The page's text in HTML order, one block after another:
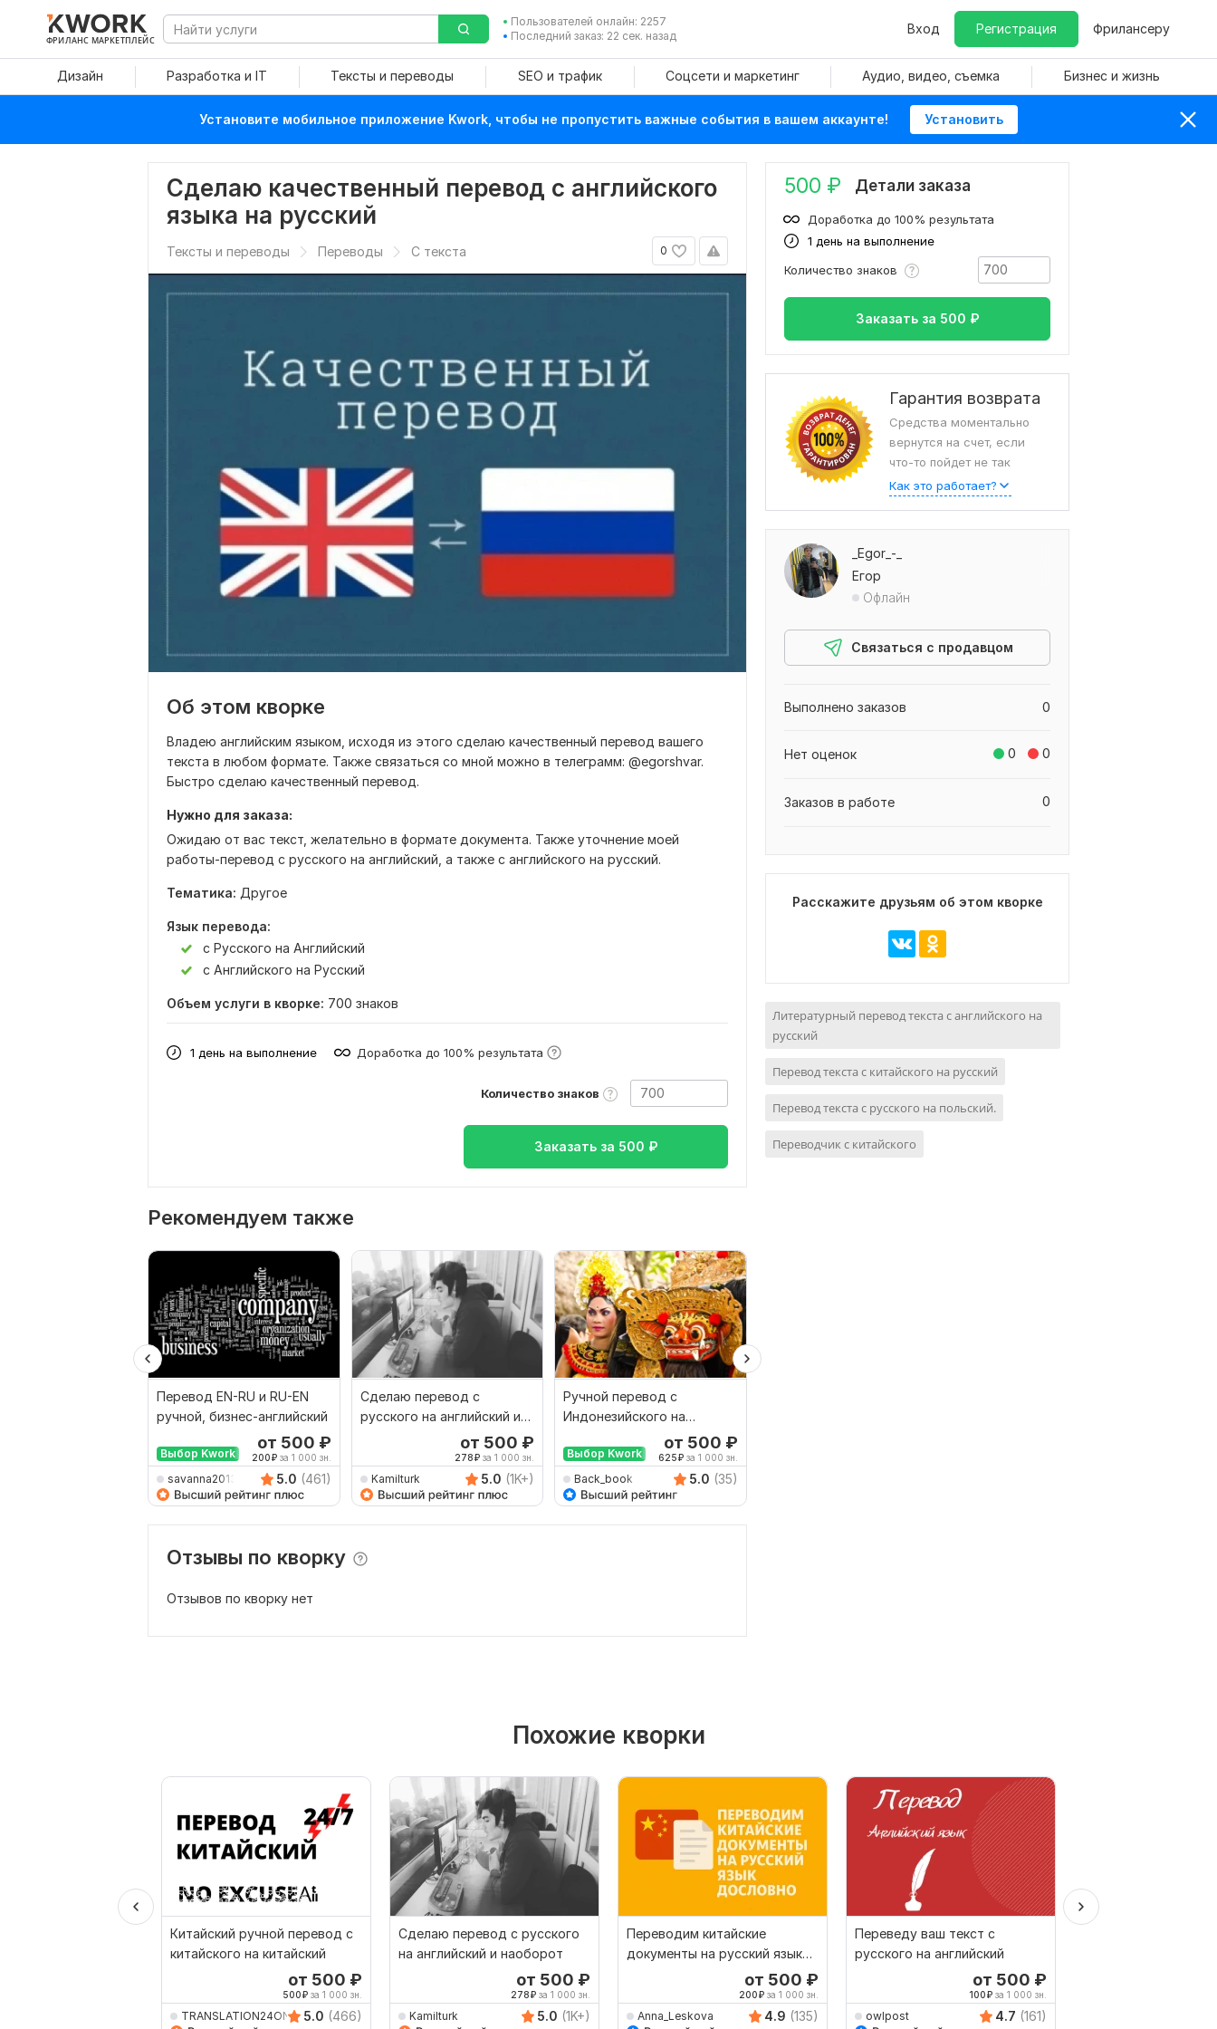
ФРИЛАНС МАРКЕТПЛЕЙС
Пользователей онлайн: 2257
Последний заказ: 22 сек. назад
Вход Регистрация Фрилансеру
Дизайн Разработка и IT Тексты и переводы SEO и трафик Соцсети и маркетинг Аудио, видео, съемка Бизнес и жизнь
Установите мобильное приложение Kwork, чтобы не пропустить важные события в вашем аккаунте! Установить
Сделаю качественный перевод с английского
языка на русский
0
Тексты и переводы Переводы С текста
Об этом кворке
Владею английским языком, исходя из этого сделаю качественный перевод вашего
текста в любом формате. Также связаться со мной можно в телеграмм: @egorshvar.
Быстро сделаю качественный перевод.
Нужно для заказа:
Ожидаю от вас текст, желательно в формате документа. Также уточнение моей
работы-перевод с русского на английский, а также с английского на русский.
Тематика: Другое
Язык перевода:
с Русского на Английский
с Английского на Русский
Объем услуги в кворке: 700 знаков
1 день на выполнение Доработка до 100% результата
Количество знаков
Заказать за 500 ₽
Рекомендуем также
Перевод EN-RU и RU-EN
ручной, бизнес-английский
Выбор Kwork
от 500 ₽
200₽за 1 000 зн.
savanna2013 5.0 (461)
Сделаю перевод с
русского на английский и
от 500 ₽
278₽ за 1 000 зн.
Kamilturk 5.0 (1K+)
Ручной перевод с
Индонезийского на
Русский и наоборот
Выбор Kwork
от 500 ₽
625₽за 1 000 зн.
Back_book 5.0 (35)
Отзывы по кворку
Отзывов по кворку нет
500 ₽ Детали заказа
1 день на выполнение
Доработка до 100% результата
Количество знаков
Заказать за 500 ₽
Гарантия возврата
Средства моментально
вернутся на счет, если
что-то пойдет не так
Как это работает?
_Egor_-_
Егор
Офлайн
Связаться с продавцом
0
Выполнено заказов
0 0
Нет оценок
0
Заказов в работе
Расскажите друзьям об этом кворке
Литературный перевод текста с английского на
русский
Перевод текста с китайского на русский
Перевод текста с русского на польский.
Переводчик с китайского
Похожие кворки
Китайский ручной перевод с
китайского на китайский
от 500 ₽
500₽ за 1 000 зн.
TRANSLATION24ON7 5.0 (466)
Сделаю перевод с русского
на английский и наоборот
от 500 ₽
278₽ за 1 000 зн.
Kamilturk 5.0 (1K+)
Переводим китайские
документы на русский язык
от 500 ₽
200₽ за 1 000 зн.
Anna_Leskova 4.9 (135)
Переведу ваш текст с
русского на английский
от 500 ₽
100₽ за 1 000 зн.
owlpost 4.7 (161)